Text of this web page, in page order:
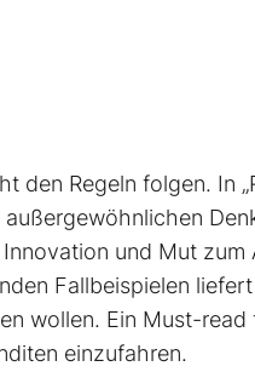
den Regeln folgen. In
und Mut
Fallbeispielen
wollen. Ein Must-
einzufahren.